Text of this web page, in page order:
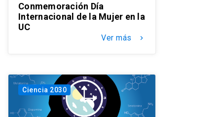
Conmemoración Día
Internacional de la Mujer en la
UC
Ver más keyboard_arrow_right
Ciencia 2030